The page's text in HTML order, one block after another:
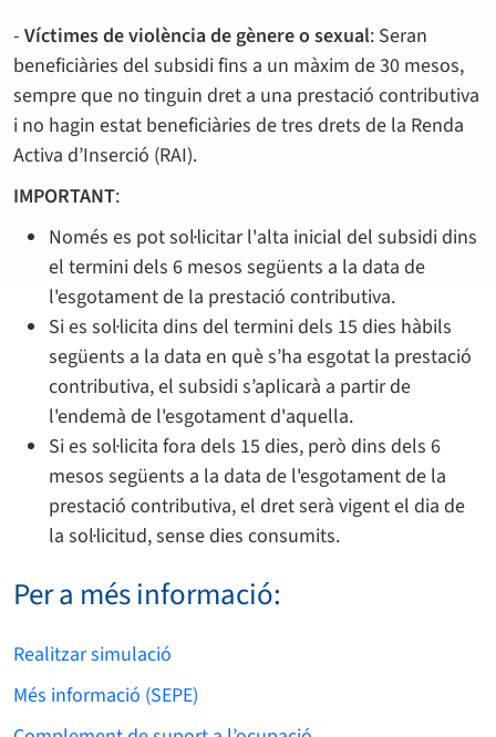
- Víctimes de violència de gènere o sexual: Seran
beneficiàries del subsidi fins a un màxim de 30 mesos,
sempre que no tinguin dret a una prestació contributiva
i no hagin estat beneficiàries de tres drets de la Renda
Activa d’Inserció (RAI).
IMPORTANT:
Només es pot sol·licitar l'alta inicial del subsidi dins
el termini dels 6 mesos següents a la data de
l'esgotament de la prestació contributiva.
Si es sol·licita dins del termini dels 15 dies hàbils
següents a la data en què s’ha esgotat la prestació
contributiva, el subsidi s’aplicarà a partir de
l'endemà de l'esgotament d'aquella.
Si es sol·licita fora dels 15 dies, però dins dels 6
mesos següents a la data de l'esgotament de la
prestació contributiva, el dret serà vigent el dia de
la sol·licitud, sense dies consumits.
Per a més informació:
Realitzar simulació
Més informació (SEPE)